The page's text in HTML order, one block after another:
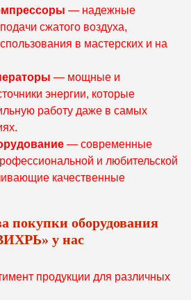
— надежные
сжатого воздуха,
в мастерских и на
— мощные и
энергии, которые
работу даже в самых
— современные
и любительской
качественные
покупки оборудования
у нас
продукции для различных